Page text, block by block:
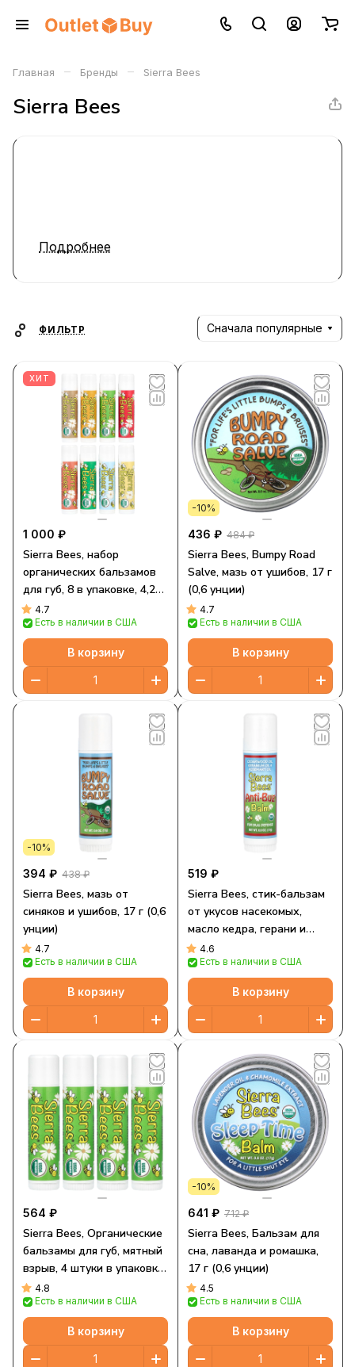
Главная – Бренды – Sierra Bees
Sierra Bees
Подробнее
ФИЛЬТР Сначала популярные
ХИТ
1 000 ₽
Sierra Bees, набор
органических бальзамов
для губ, 8 в упаковке, 4,25
г (15 унций) каждый
4.7
Есть в наличии в США
В корзину
-10%
436 ₽ 484 ₽
Sierra Bees, Bumpy Road
Salve, мазь от ушибов, 17 г
(0,6 унции)
4.7
Есть в наличии в США
В корзину
-10%
394 ₽ 438 ₽
Sierra Bees, мазь от
синяков и ушибов, 17 г (0,6
унции)
4.7
Есть в наличии в США
В корзину
519 ₽
Sierra Bees, стик-бальзам
от укусов насекомых,
масло кедра, герани и
розмарина, 17 г (0,6 унции)
4.6
Есть в наличии в США
В корзину
564 ₽
Sierra Bees, Органические
бальзамы для губ, мятный
взрыв, 4 штуки в упаковке
весом 0,15 унции (4,25 г)
каждая
4.8
Есть в наличии в США
В корзину
-10%
641 ₽ 712 ₽
Sierra Bees, Бальзам для
сна, лаванда и ромашка,
17 г (0,6 унции)
4.5
Есть в наличии в США
В корзину